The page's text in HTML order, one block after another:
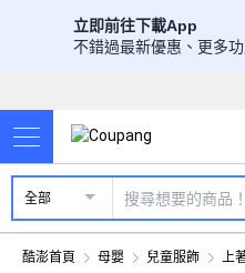
立即前往下載App
不錯過最新優惠、更多功
全部
酷澎首頁 母嬰 兒童服飾 上